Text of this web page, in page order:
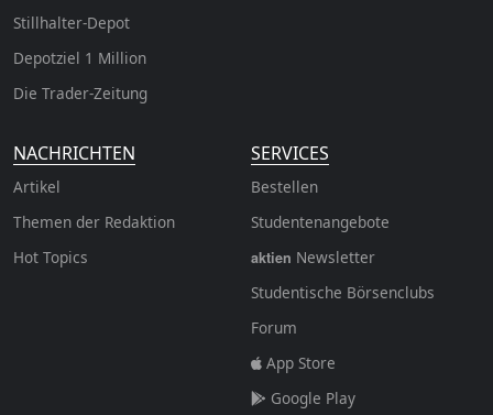
Stillhalter-Depot
Depotziel 1 Million
Die Trader-Zeitung
NACHRICHTEN
Artikel
Themen der Redaktion
Hot Topics
SERVICES
Bestellen
Studentenangebote
aktien Newsletter
Studentische Börsenclubs
Forum
App Store
Google Play